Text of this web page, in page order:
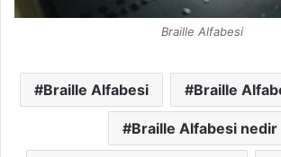
Braille Alfabesi
Braille Alfabesi Braille
Braille Alfabesi nedir